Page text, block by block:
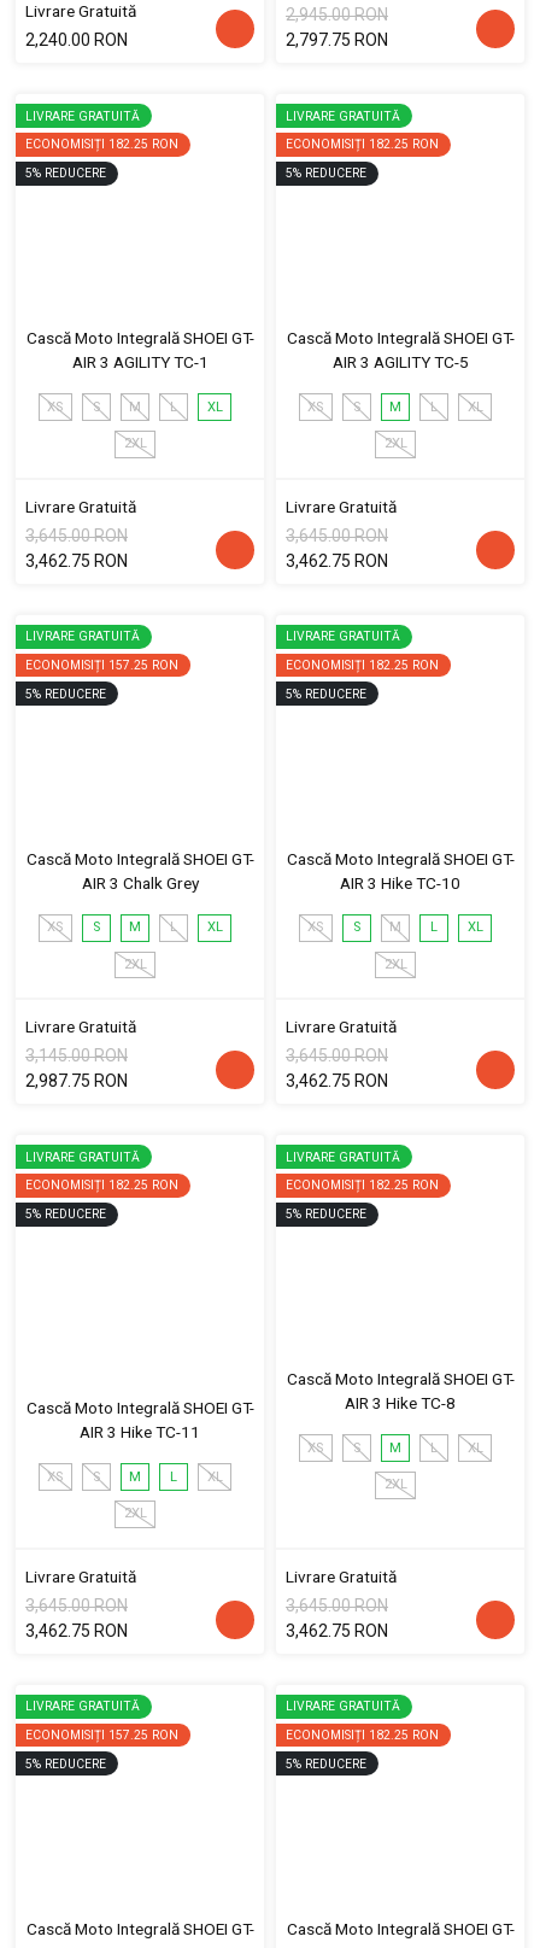
Livrare Gratuită
2,240.00 RON
2,945.00 RON
2,797.75 RON
LIVRARE GRATUITĂ
ECONOMISIȚI 182.25 RON
5% REDUCERE
Cască Moto Integrală SHOEI GT-
AIR 3 AGILITY TC-1
XS S M L XL
2XL
Livrare Gratuită
3,645.00 RON
3,462.75 RON
LIVRARE GRATUITĂ
ECONOMISIȚI 182.25 RON
5% REDUCERE
Cască Moto Integrală SHOEI GT-
AIR 3 AGILITY TC-5
XS S M L XL
2XL
Livrare Gratuită
3,645.00 RON
3,462.75 RON
LIVRARE GRATUITĂ
ECONOMISIȚI 157.25 RON
5% REDUCERE
Cască Moto Integrală SHOEI GT-
AIR 3 Chalk Grey
XS S M L XL
2XL
Livrare Gratuită
3,145.00 RON
2,987.75 RON
LIVRARE GRATUITĂ
ECONOMISIȚI 182.25 RON
5% REDUCERE
Cască Moto Integrală SHOEI GT-
AIR 3 Hike TC-10
XS S M L XL
2XL
Livrare Gratuită
3,645.00 RON
3,462.75 RON
LIVRARE GRATUITĂ
ECONOMISIȚI 182.25 RON
5% REDUCERE
Cască Moto Integrală SHOEI GT-
AIR 3 Hike TC-11
XS S M L XL
2XL
Livrare Gratuită
3,645.00 RON
3,462.75 RON
LIVRARE GRATUITĂ
ECONOMISIȚI 182.25 RON
5% REDUCERE
Cască Moto Integrală SHOEI GT-
AIR 3 Hike TC-8
XS S M L XL
2XL
Livrare Gratuită
3,645.00 RON
3,462.75 RON
LIVRARE GRATUITĂ
ECONOMISIȚI 157.25 RON
5% REDUCERE
Cască Moto Integrală SHOEI GT-
LIVRARE GRATUITĂ
ECONOMISIȚI 182.25 RON
5% REDUCERE
Cască Moto Integrală SHOEI GT-